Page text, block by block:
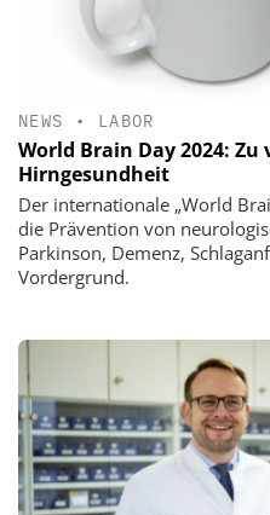
NEWS • LABOR
World Brain Day 2024:
Hirngesundheit
Der internationale „World
die Prävention von
Parkinson, Demenz,
Vordergrund.